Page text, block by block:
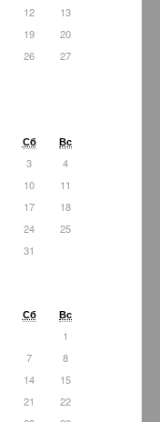
12
13
19
20
26
27
Сб
Вс
3
4
10
11
17
18
24
25
31
Сб
Вс
1
7
8
14
15
21
22